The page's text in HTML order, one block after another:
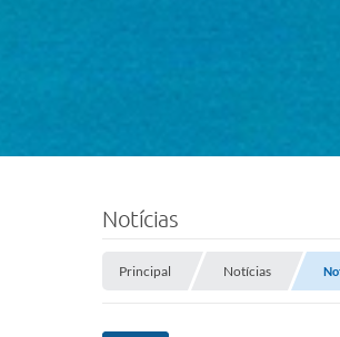
Notícias
Principal Notícias